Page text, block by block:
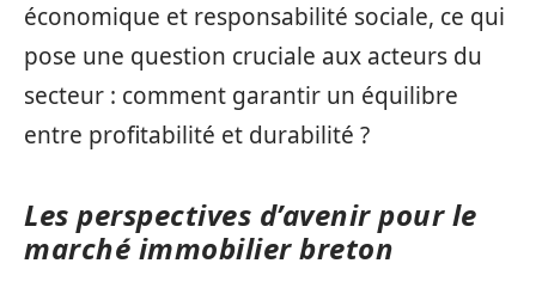
économique et responsabilité sociale, ce qui
pose une question cruciale aux acteurs du
secteur : comment garantir un équilibre
entre profitabilité et durabilité ?
Les perspectives d’avenir pour le
marché immobilier breton